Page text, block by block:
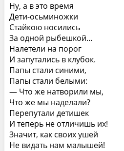
Ну, а в это время
Дети-осьминожки
Стайкою носились
За одной рыбешкой…
Налетели на порог
И запутались в клубок.
Папы стали синими,
Папы стали белыми:
— Что же натворили мы,
Что же мы наделали?
Перепутали детишек
И теперь не отличишь их!
Значит, как своих ушей
Не видать нам малышей!